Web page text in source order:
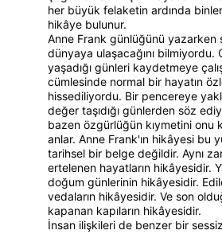
her büyük felaketin ardında
hikâye bulunur.
Anne Frank günlüğünü yazarken
dünyaya ulaşacağını bilmiyordu.
yaşadığı günleri kaydetmeye
cümlesinde normal bir hayatın
hissediliyordu. Bir pencereye
değer taşıdığı günlerden söz
bazen özgürlüğün kıymetini onu
anlar. Anne Frank'ın hikâyesi bu
tarihsel bir belge değildir. Aynı
ertelenen hayatların hikâyesidir.
doğum günlerinin hikâyesidir.
vedaların hikâyesidir. Ve son
kapanan kapıların hikâyesidir.
İnsan ilişkileri de benzer bir